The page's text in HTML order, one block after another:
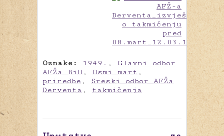
Oznake: 1949. , Glavni odbor
AFŽa BiH , Osmi mart ,
priredbe ,
Sreski odbor AFŽa
Derventa , takmičenja